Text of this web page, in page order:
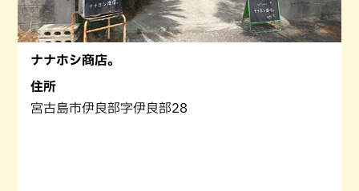
ナナホシ商店。
住所
宮古島市伊良部字伊良部28